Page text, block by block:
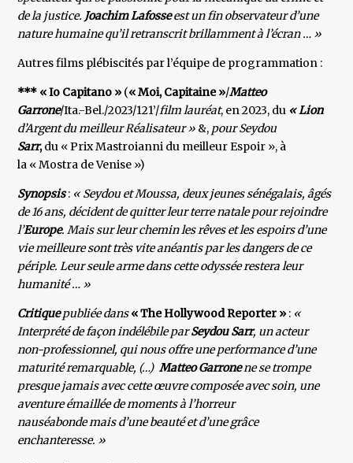
de la justice. Joachim Lafosseest un fin observateur d’une
nature humaine qu’il retranscrit brillamment à l’écran … »
Autres films plébiscités par l’équipe de programmation :
*** « Io Capitano » (« Moi, Capitaine »/Matteo
Garrone/Ita.-Bel./2023/121’/film lauréat, en 2023, du « Lion
d’Argent du meilleur Réalisateur » &, pour Seydou
Sarr,du « Prix Mastroianni du meilleur Espoir », à
la « Mostra de Venise »)
Synopsis: « Seydou et Moussa, deux jeunes sénégalais, âgés
de 16 ans, décident de quitter leur terre natale pour rejoindre
l’Europe. Mais sur leur chemin les rêves et les espoirs d’une
vie meilleure sont très vite anéantis par les dangers de ce
périple. Leur seule arme dans cette odyssée restera leur
humanité … »
Critiquepubliée dans« The Hollywood Reporter » : «
Interprété de façon indélébile parSeydou Sarr, un acteur
non-professionnel, qui nous offre une performance d’une
maturité remarquable, (…)Matteo Garronene se trompe
presque jamais avec cette œuvre composée avec soin, une
aventure émaillée de moments à l’horreur
nauséabonde mais d’une beauté et d’une grâce
enchanteresse. »